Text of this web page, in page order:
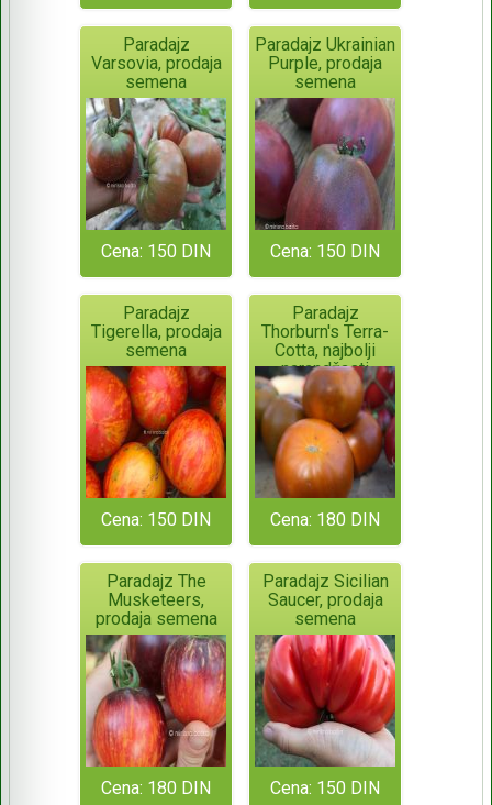
Paradajz
Varsovia, prodaja
semena
Cena: 150 DIN
Paradajz Ukrainian
Purple, prodaja
semena
Cena: 150 DIN
Paradajz
Tigerella, prodaja
semena
Cena: 150 DIN
Paradajz
Thorburn's Terra-
Cotta, najbolji
narandžasti
paradajz, prodaja
semena
Cena: 180 DIN
Paradajz The
Musketeers,
prodaja semena
Cena: 180 DIN
Paradajz Sicilian
Saucer, prodaja
semena
Cena: 150 DIN